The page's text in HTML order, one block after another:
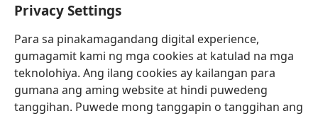
Privacy Settings
Para sa pinakamagandang digital experience,
gumagamit kami ng mga cookies at katulad na mga
teknolohiya. Ang ilang cookies ay kailangan para
gumana ang aming website at hindi puwedeng
tanggihan. Puwede mong tanggapin o tanggihan ang
(may
na
bagong
window)
Watchtower ONLINE LIBRARY™
(may
bubukas
na
JW Hub ®
(may